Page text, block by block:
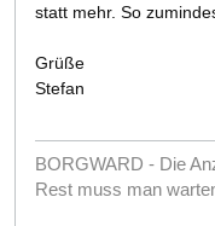
statt mehr. So
Grüße
Stefan
BORGWARD - Die
Rest muss man